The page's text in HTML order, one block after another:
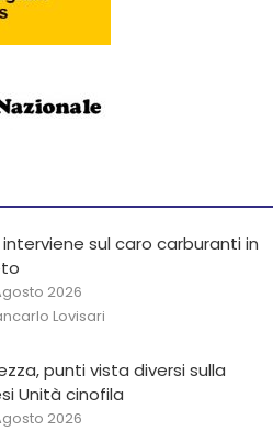
interviene sul caro carburanti in
2026
Lovisari
punti vista diversi sulla
Unità cinofila
2026